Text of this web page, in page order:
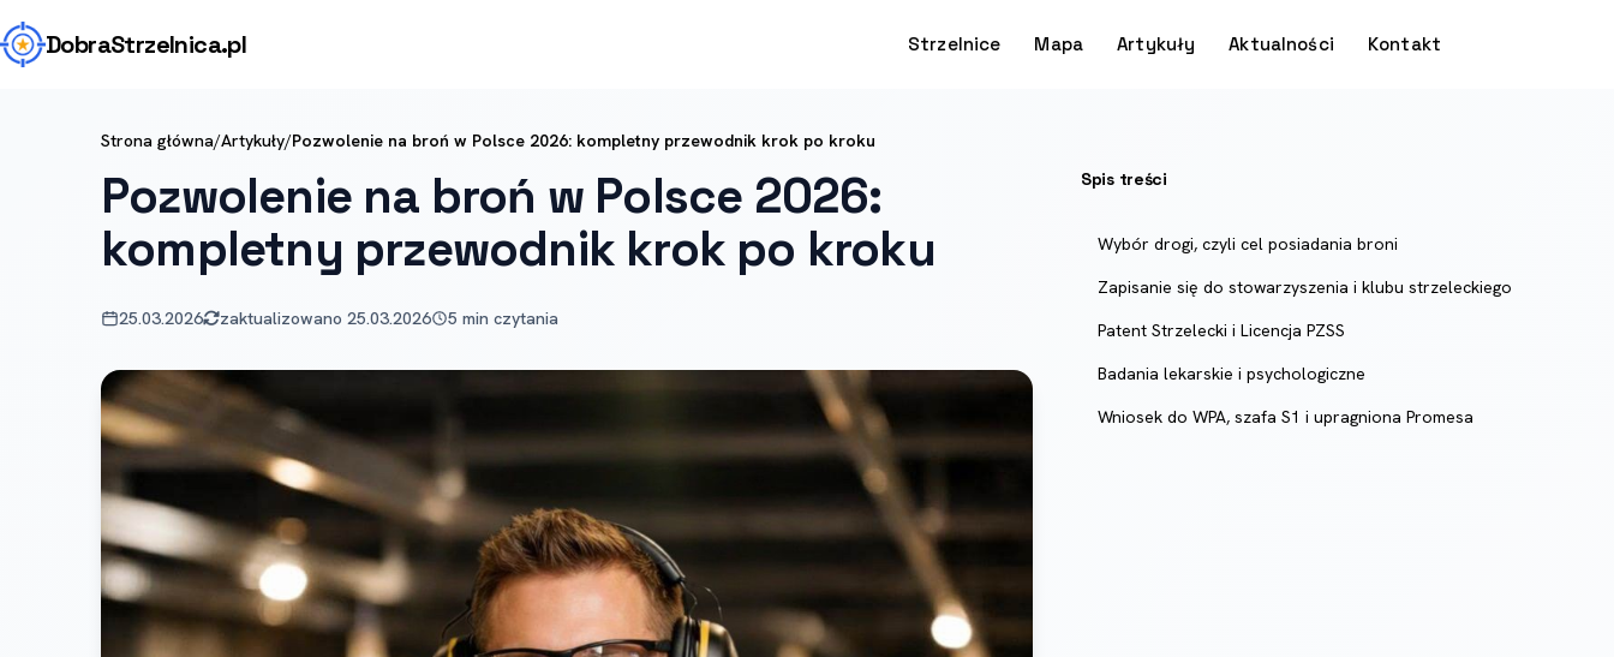
DobraStrzelnica.pl Strzelnice Mapa Artykuły Aktualności Kontakt
Strona główna/Artykuły/Pozwolenie na broń w Polsce 2026: kompletny przewodnik krok po kroku
Pozwolenie na broń w Polsce 2026:
kompletny przewodnik krok po kroku
25.03.2026 zaktualizowano 25.03.2026 5 min czytania
Spis treści
Wybór drogi, czyli cel posiadania broni
Zapisanie się do stowarzyszenia i klubu strzeleckiego
Patent Strzelecki i Licencja PZSS
Badania lekarskie i psychologiczne
Wniosek do WPA, szafa S1 i upragniona Promesa